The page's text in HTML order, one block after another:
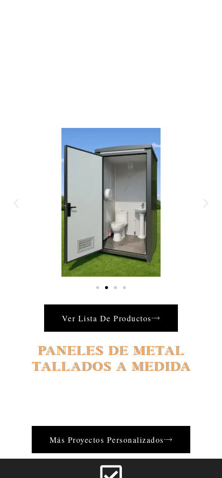
Ver Lista De Productos
PANELES DE METAL
TALLADOS A MEDIDA
Más Proyectos Personalizados